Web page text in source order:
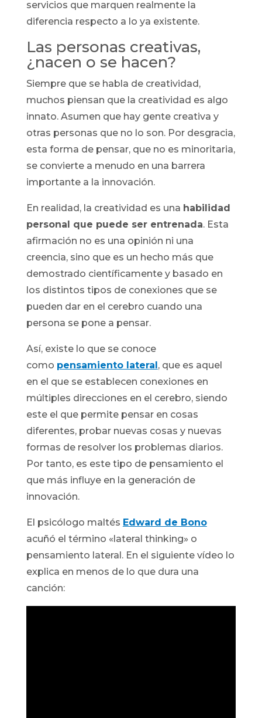
servicios que marquen realmente la
diferencia respecto a lo ya existente.
Las personas creativas,
¿nacen o se hacen?
Siempre que se habla de creatividad,
muchos piensan que la creatividad es algo
innato. Asumen que hay gente creativa y
otras personas que no lo son. Por desgracia,
esta forma de pensar, que no es minoritaria,
se convierte a menudo en una barrera
importante a la innovación.
En realidad, la creatividad es una habilidad
personal que puede ser entrenada. Esta
afirmación no es una opinión ni una
creencia, sino que es un hecho más que
demostrado científicamente y basado en
los distintos tipos de conexiones que se
pueden dar en el cerebro cuando una
persona se pone a pensar.
Así, existe lo que se conoce
como pensamiento lateral , que es aquel
en el que se establecen conexiones en
múltiples direcciones en el cerebro, siendo
este el que permite pensar en cosas
diferentes, probar nuevas cosas y nuevas
formas de resolver los problemas diarios.
Por tanto, es este tipo de pensamiento el
que más influye en la generación de
innovación.
El psicólogo maltés Edward de Bono
acuñó el término «lateral thinking» o
pensamiento lateral. En el siguiente vídeo lo
explica en menos de lo que dura una
canción: